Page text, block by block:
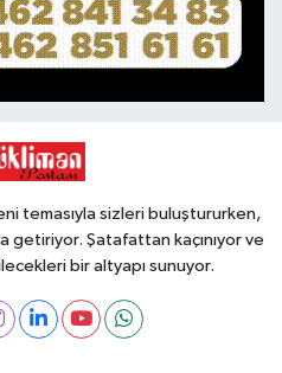
temasıyla sizleri buluştururken,
getiriyor. Şatafattan kaçınıyor ve
bir altyapı sunuyor.